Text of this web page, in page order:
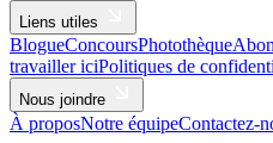
Liens utiles
BlogueConcoursPhotothèque
travailler iciPolitiques de
Nous joindre
À proposNotre équipeContactez-